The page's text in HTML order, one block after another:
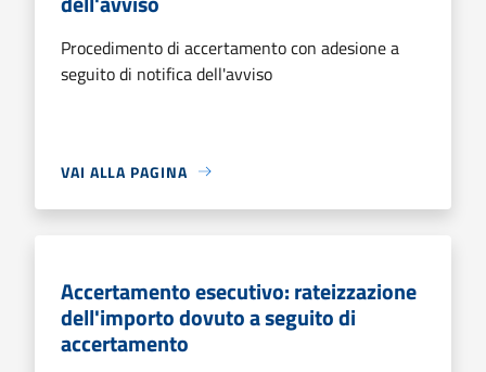
Procedimento di accertamento con adesione a
seguito di notifica dell'avviso
VAI ALLA PAGINA
Accertamento esecutivo: rateizzazione
dell'importo dovuto a seguito di
accertamento